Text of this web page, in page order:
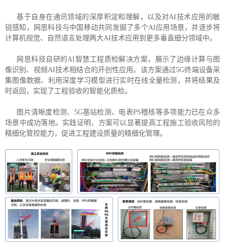
基于自身在通讯领域的深厚积淀和理解，以及对AI技术应用的敏
锐感知，网思科技与中国移动共同发掘了多个AI应用场景，并逐步将
计算机视觉、自然语言处理两大AI技术应用到更多垂直细分领域中。
网思科技自研的AI智慧工程质检解决方案，展示了边缘计算与图
像识别、视频AI技术相结合的开创性应用。该方案通过5G终端设备采
集图像数据、利用深度学习模型进行实时在线全量检测，并将结果及
时返回，实现了工程验收的智能化质检。
图片清晰度检测、5G基站检测、电表PS稽核等多项能力已在众多
场景中成功落地。实践证明，方案可以显著提高工程施工验收风险的
精细化管控能力，促进工程建设质量的精细化管理。